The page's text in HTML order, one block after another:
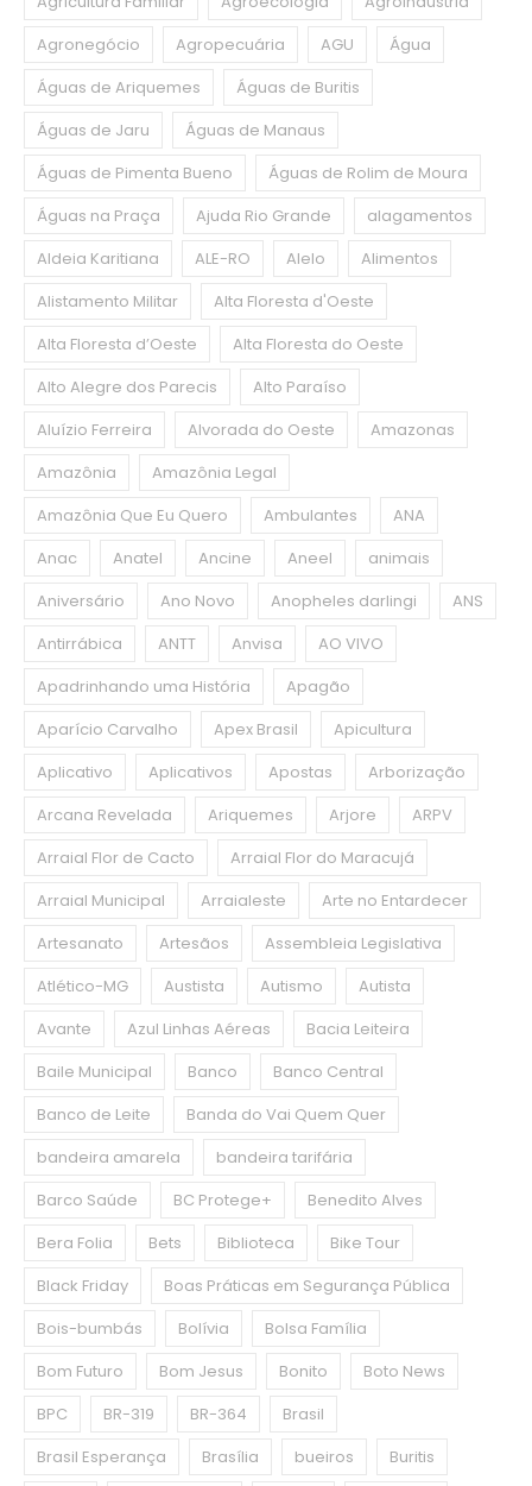
Agronegócio
Agropecuária AGU
Água
Águas de Ariquemes
Águas de Buritis
Águas de Jaru
Águas de Manaus
Águas de Pimenta Bueno
Águas de Rolim de Moura
Águas na Praça
Ajuda Rio Grande
alagamentos
Aldeia Karitiana
ALE-RO Alelo
Alimentos
Alistamento Militar
Alta Floresta d'Oeste
Alta Floresta d’Oeste
Alta Floresta do Oeste
Alto Alegre dos Parecis
Alto Paraíso
Aluízio Ferreira
Alvorada do Oeste
Amazonas
Amazônia
Amazônia Legal
Amazônia Que Eu Quero
Ambulantes
ANA
Anac
Anatel Ancine Aneel
animais
Aniversário
Ano Novo Anopheles darlingi
ANS
Antirrábica
ANTT Anvisa
AO VIVO
Apadrinhando uma História
Apagão
Aparício Carvalho
Apex Brasil
Apicultura
Aplicativo
Aplicativos Apostas
Arborização
Arcana Revelada
Ariquemes Arjore
ARPV
Arraial Flor de Cacto
Arraial Flor do Maracujá
Arraial Municipal
Arraialeste
Arte no Entardecer
Artesanato
Artesãos
Assembleia Legislativa
Atlético-MG
Austista Autismo
Autista
Avante
Azul Linhas Aéreas
Bacia Leiteira
Baile Municipal
Banco
Banco Central
Banco de Leite
Banda do Vai Quem Quer
bandeira amarela
bandeira tarifária
Barco Saúde
BC Protege+
Benedito Alves
Bera Folia
Bets Biblioteca
Bike Tour
Black Friday
Boas Práticas em Segurança Pública
Bois-bumbás
Bolívia
Bolsa Família
Bom Futuro
Bom Jesus Bonito
Boto News
BPC
BR-319 BR-364
Brasil
Brasil Esperança
Brasília bueiros
Buritis